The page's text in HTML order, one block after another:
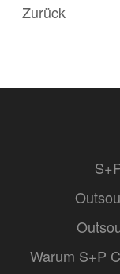
Zurück
Warum S+P